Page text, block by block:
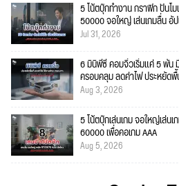
5 โน้ตบุ๊กทำงาน กราฟิก ปั้นโ
50000 จอใหญ่ เล่นเกมลื่น อั
Jul 31, 2026
6 มินิพีซี คอมจิ๋วเริ่มแค่ 5 พัน
ครอบคลุม ลดค่าไฟ ประหยัด
Aug 3, 2026
5 โน้ตบุ๊กเล่นเกม จอใหญ่เล่น
60000 เพื่อคอเกม AAA
Aug 5, 2026